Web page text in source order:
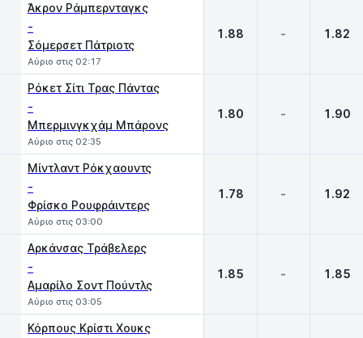
Άκρον Ράμπερνταγκς
-
Σόμερσετ Πάτριοτς
Αύριο στις 02:17
1.88 - 1.82
Ρόκετ Σίτι Τρας Πάντας
-
Μπερμινγκχάμ Μπάρονς
Αύριο στις 02:35
1.80 - 1.90
Μίντλαντ Ρόκχαουντς
-
Φρίσκο Ρουφράιντερς
Αύριο στις 03:00
1.78 - 1.92
Αρκάνσας Τράβελερς
-
Αμαρίλο Σοντ Πούντλς
Αύριο στις 03:05
1.85 - 1.85
Κόρπους Κρίστι Χουκς